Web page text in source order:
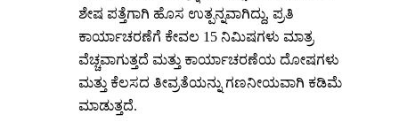
ಶೇಷ ಪತ್ತೆಗಾಗಿ ಹೊಸ ಉತ್ಪನ್ನವಾಗಿದ್ದು, ಪ್ರತಿ
ಕಾರ್ಯಾಚರಣೆಗೆ ಕೇವಲ 15 ನಿಮಿಷಗಳು ಮಾತ್ರ
ವೆಚ್ಚವಾಗುತ್ತದೆ ಮತ್ತು ಕಾರ್ಯಾಚರಣೆಯ ದೋಷಗಳು
ಮತ್ತು ಕೆಲಸದ ತೀವ್ರತೆಯನ್ನು ಗಣನೀಯವಾಗಿ ಕಡಿಮೆ
ಮಾಡುತ್ತದೆ.